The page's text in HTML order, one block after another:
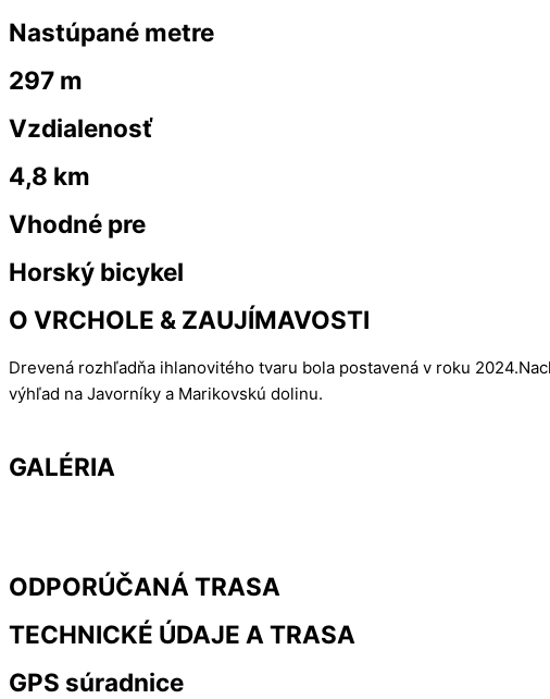
Nastúpané metre
297 m
Vzdialenosť
4,8 km
Vhodné pre
Horský bicykel
O VRCHOLE & ZAUJÍMAVOSTI
Drevená rozhľadňa ihlanovitého tvaru bola postavená v roku
výhľad na Javorníky a Marikovskú dolinu.
GALÉRIA
ODPORÚČANÁ TRASA
TECHNICKÉ ÚDAJE A TRASA
GPS súradnice